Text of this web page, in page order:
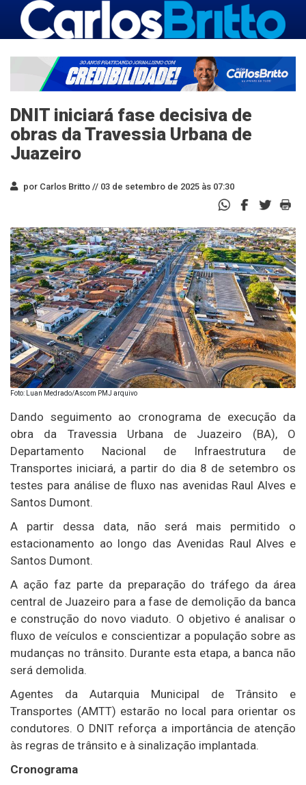
DNIT iniciará fase decisiva de
obras da Travessia Urbana de
Juazeiro
por Carlos Britto // 03 de setembro de 2025 às 07:30
Foto: Luan Medrado/Ascom PMJ arquivo
Dando seguimento ao cronograma de execução da
obra da Travessia Urbana de Juazeiro (BA), O
Departamento Nacional de Infraestrutura de
Transportes iniciará, a partir do dia 8 de setembro os
testes para análise de fluxo nas avenidas Raul Alves e
Santos Dumont.
A partir dessa data, não será mais permitido o
estacionamento ao longo das Avenidas Raul Alves e
Santos Dumont.
A ação faz parte da preparação do tráfego da área
central de Juazeiro para a fase de demolição da banca
e construção do novo viaduto. O objetivo é analisar o
fluxo de veículos e conscientizar a população sobre as
mudanças no trânsito. Durante esta etapa, a banca não
será demolida.
Agentes da Autarquia Municipal de Trânsito e
Transportes (AMTT) estarão no local para orientar os
condutores. O DNIT reforça a importância de atenção
às regras de trânsito e à sinalização implantada.
Cronograma